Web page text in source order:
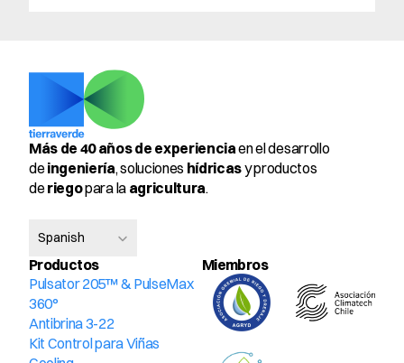
Más de 40 años de experiencia en el desarrollo
de ingeniería, soluciones hídricas y productos
de riego para la agricultura.
Spanish
Productos
Pulsator 205™ & PulseMax
360°
Antibrina 3-22
Kit Control para Viñas
Miembros